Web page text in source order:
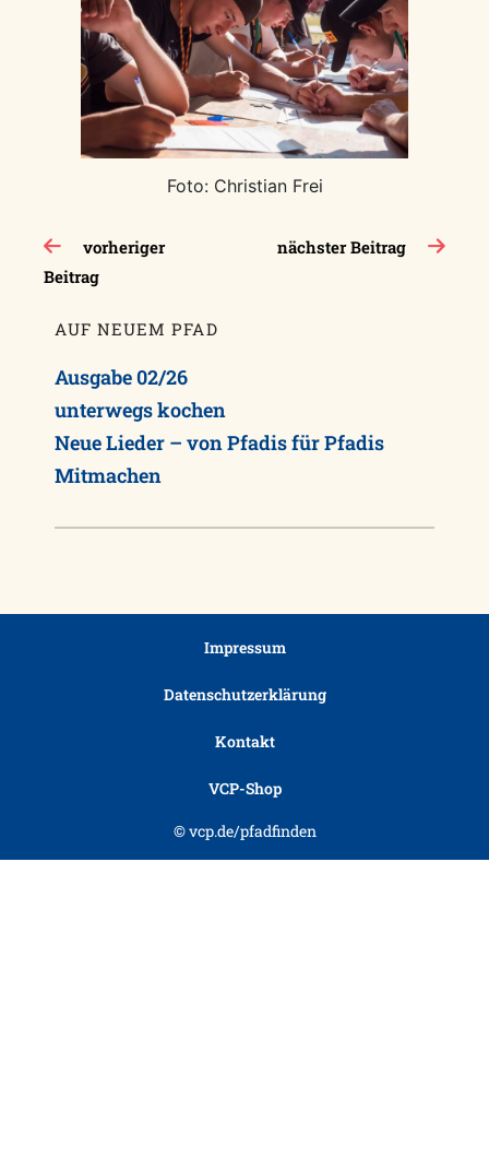
Foto: Christian Frei
Beitragsnavigation
vorheriger
Beitrag
nächster Beitrag
AUF NEUEM PFAD
Ausgabe 02/26
unterwegs kochen
Neue Lieder – von Pfadis für Pfadis
Mitmachen
Impressum
Datenschutzerklärung
Kontakt
VCP-Shop
© vcp.de/pfadfinden